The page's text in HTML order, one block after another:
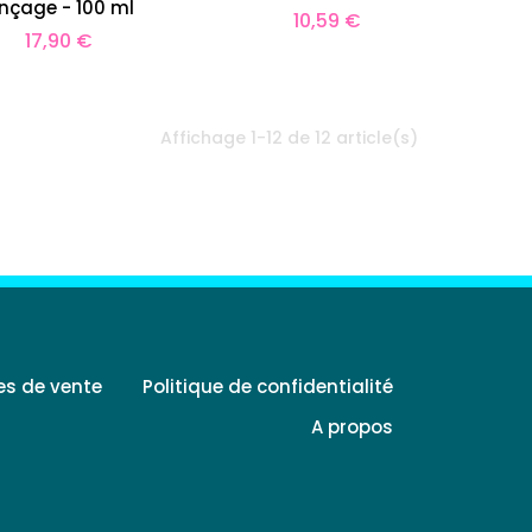
- 100 ml
Prix
17,90 €
Prix
10,59 €
Affichage 1-12 de 12 article(s)
de vente
Politique de confidentialité
A propos